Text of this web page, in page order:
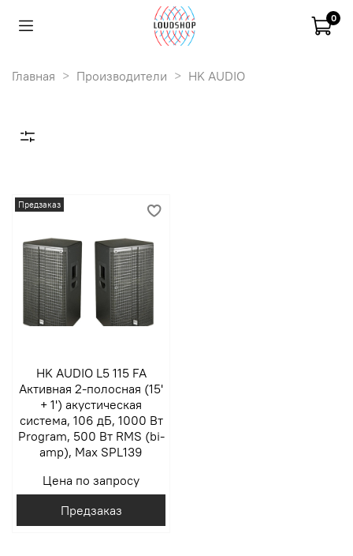
0
Главная Производители HK AUDIO
Предзаказ
HK AUDIO L5 115 FA
Активная 2-полосная (15'
+ 1') акустическая
система, 106 дБ, 1000 Вт
Program, 500 Вт RMS (bi-
amp), Max SPL139
Цена по запросу
Предзаказ